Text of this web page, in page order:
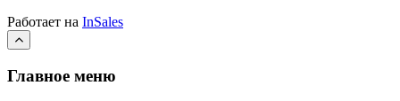
Работает на InSales
Главное меню